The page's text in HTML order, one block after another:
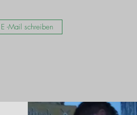
E -Mail schreiben